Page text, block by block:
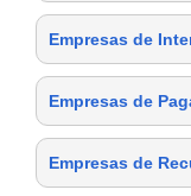
Empresas de
Empresas de
Empresas de